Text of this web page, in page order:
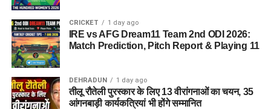
CRICKET 1 day ago
IRE vs AFG Dream11 Team 2nd ODI 2026:
Match Prediction, Pitch Report & Playing 11
DEHRADUN 1 day ago
तीलू रौतेली पुरस्कार के लिए 13 वीरांगनाओं का चयन, 35
आंगनबाड़ी कार्यकत्रियां भी होंगे सम्मानित